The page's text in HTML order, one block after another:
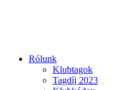
Rólunk
Klubtagok
Tagdíj 2023